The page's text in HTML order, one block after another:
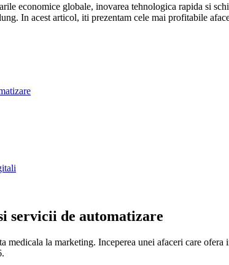
economice globale, inovarea tehnologica rapida si
In acest articol, iti prezentam cele mai profitabile
servicii de automatizare
la marketing. Inceperea unei afaceri care